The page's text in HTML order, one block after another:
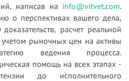
написав на info@vitvet.com.
о перспективах вашего дела,
расчет реальной
рыночных цен на активы
ведения процесса.
помощь на всех этапах -
до исполнительного